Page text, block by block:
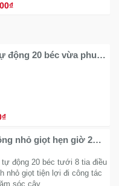
động 20 béc vừa phun
ống 10mm van nước
nhỏ giọt hẹn giờ 20
động 20 béc tưới 8 tia điều
nhỏ giọt tiện lợi đi công tác
sóc cây